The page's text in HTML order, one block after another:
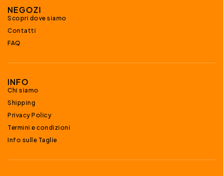
NEGOZI
Scopri dove siamo
Contatti
FAQ
INFO
Chi siamo
Shipping
Privacy Policy
Termini e condizioni
Info sulle Taglie